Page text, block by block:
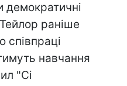
демократичні
раніше
співпраці
навчання
"Сі